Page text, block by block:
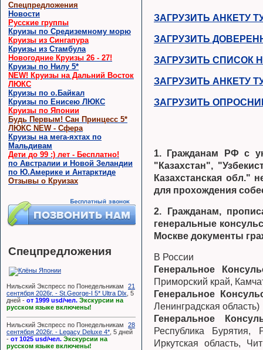
Спецпредложения
Новости
Русские группы
Круизы по Средиземному морю
Круизы из Сингапура
Круизы из Стамбула
Новогодние Круизы 26 - 27!
Круизы по Нилу 5*
NEW! Круизы на Дальний Восток
ЛЮКС
Круизы по о.Байкал
Круизы по Енисею ЛЮКС
Круизы по Японии
Будь Первым! Сан Принцесс 5*
ЛЮКС NEW - Сфера
Круизы на мега-яхтах по
Мальдивам
Дети до 99 :) лет - Бесплатно!
по Австралии и Новой Зеландии
по Ю.Америке и Антарктиде
Отзывы о Круизах
Спецпредложения
Нильский Экспресс по Понедельникам
21
сентября 2026г. - St.George-I 5* Ultra Dlx , 5
дней - от 1999 usd/чел. Экскурсии на
русском языке включены!
Нильский Экспресс по Понедельникам
28
сентября 2026г. - Legacy Deluxe 4* , 5 дней
- от 1025 usd/чел. Экскурсии на
русском языке включены!
ЗАГРУЗИТЬ АНКЕТУ
ЗАГРУЗИТЬ
ЗАГРУЗИТЬ СПИСОК
ЗАГРУЗИТЬ АНКЕТУ
ЗАГРУЗИТЬ
1. Гражданам РФ с
"Казахстан",
Казахстанская обл."
для прохождения
2. Гражданам,
генеральные
Москве документы
В России
Генеральное
Приморский край,
Генеральное
Ленинградская область)
Генеральное
Республика Бурятия,
Иркутская область,